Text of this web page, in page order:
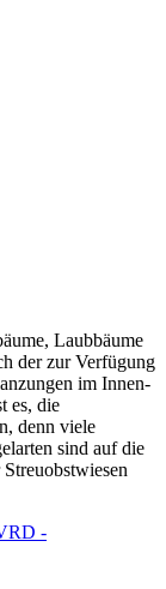
Laubbäume
der zur Verfügung
im Innen-
es, die
denn viele
sind auf die